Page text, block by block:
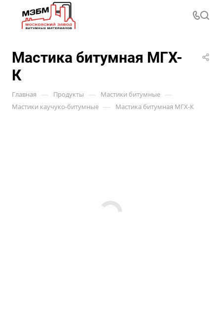
Мастика битумная МГХ-
К
Главная — Продукты — Мастики битумные —
Мастики каучуко-битумные — Мастика битумная МГХ-К